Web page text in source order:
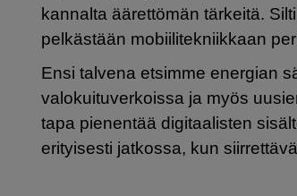
kannalta äärettömän tärkeitä.
pelkästään mobiilitekniikkaan
Ensi talvena etsimme energian
valokuituverkoissa ja myös
tapa pienentää digitaalisten
erityisesti jatkossa, kun